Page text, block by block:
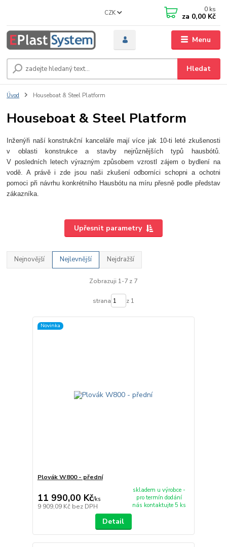
Menu
CZK
Hledat
0 ks
za 0,00 Kč
Úvod Houseboat & Steel Platform
Houseboat & Steel Platform
Inženýři naší konstrukční kanceláře mají více jak 10-ti leté zkušenosti
v oblasti konstrukce a stavby nejrůznějších typů hausbótů.
V posledních letech výrazným způsobem vzrostl zájem o bydlení na
vodě. A právě i zde jsou naši zkušení odborníci schopni a ochotni
pomoci při návrhu konkrétního Hausbótu na míru přesně podle představ
zákazníka.
Upřesnit parametry
Nejnovější Nejlevnější Nejdražší
Zobrazuji 1-7 z 7
strana z 1
Novinka
Plovák W800 - přední
11 990,00 Kč/ks
9 909,09 Kč bez DPH
skladem u výrobce -
pro termín dodání
nás kontaktujte 5 ks
Detail